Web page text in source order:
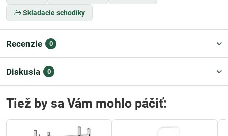
Skladacie schodíky
Recenzie 0
Diskusia 0
Tiež by sa Vám mohlo páčiť: